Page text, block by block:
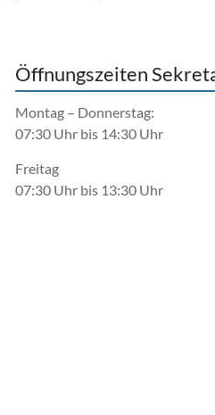
Öffnungszeiten
Montag – Donnerstag:
07:30 Uhr bis 14:30 Uhr
Freitag
07:30 Uhr bis 13:30 Uhr